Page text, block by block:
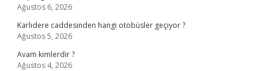
Ağustos 6, 2026
Karlıdere caddesinden hangi otobüsler geçiyor ?
Ağustos 5, 2026
Avam kimlerdir ?
Ağustos 4, 2026